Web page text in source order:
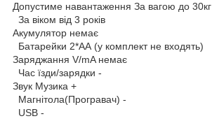
Допустиме навантаження За вагою до 30кг
За віком від 3 років
Акумулятор немає
Батарейки 2*AА (у комплект не входять)
Заряджання V/mA немає
Час їзди/зарядки -
Звук Музика +
Магнітола(Програвач) -
USB -